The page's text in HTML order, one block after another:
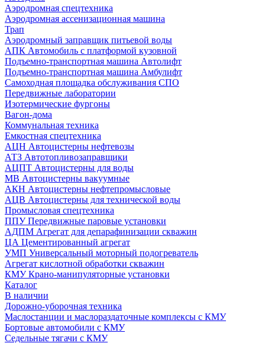
Аэродромная спецтехника
Аэродромная ассенизационная машина
Трап
Аэродромный заправщик питьевой воды
АПК Автомобиль с платформой кузовной
Подъемно-транспортная машина Автолифт
Подъемно-транспортная машина Амбулифт
Самоходная площадка обслуживания СПО
Передвижные лаборатории
Изотермические фургоны
Вагон-дома
Коммунальная техника
Емкостная спецтехника
АЦН Автоцистерны нефтевозы
АТЗ Автотопливозаправщики
АЦПТ Автоцистерны для воды
МВ Автоцистерны вакуумные
АКН Автоцистерны нефтепромысловые
АЦВ Автоцистерны для технической воды
Промысловая спецтехника
ППУ Передвижные паровые установки
АДПМ Агрегат для депарафинизации скважин
ЦА Цементированный агрегат
УМП Универсальный моторный подогреватель
Агрегат кислотной обработки скважин
КМУ Крано-манипуляторные установки
Каталог
В наличии
Дорожно-уборочная техника
Маслостанции и маслораздаточные комплексы с КМУ
Бортовые автомобили с КМУ
Седельные тягачи с КМУ